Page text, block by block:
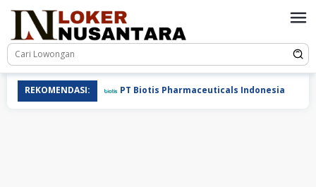
REKOMENDASI: PT Biotis Pharmaceuticals Indonesia